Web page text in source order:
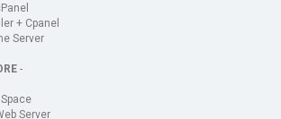
+ Cpanel
Server
-
Server